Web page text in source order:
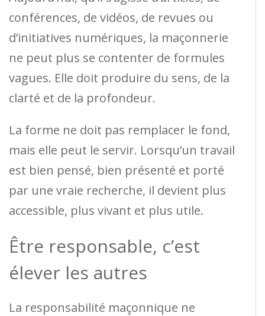
conférences, de vidéos, de revues ou
d’initiatives numériques, la maçonnerie
ne peut plus se contenter de formules
vagues. Elle doit produire du sens, de la
clarté et de la profondeur.
La forme ne doit pas remplacer le fond,
mais elle peut le servir. Lorsqu’un travail
est bien pensé, bien présenté et porté
par une vraie recherche, il devient plus
accessible, plus vivant et plus utile.
Être responsable, c’est
élever les autres
La responsabilité maçonnique ne